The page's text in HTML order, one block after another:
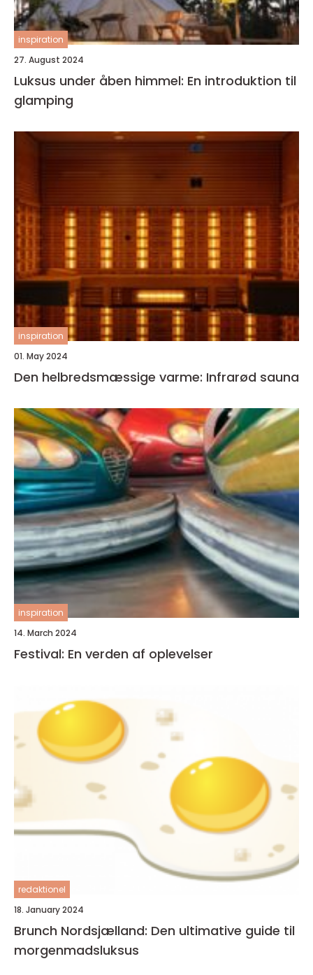
inspiration
27. August 2024
Luksus under åben himmel: En introduktion til
glamping
inspiration
01. May 2024
Den helbredsmæssige varme: Infrarød sauna
inspiration
14. March 2024
Festival: En verden af oplevelser
redaktionel
18. January 2024
Brunch Nordsjælland: Den ultimative guide til
morgenmadsluksus